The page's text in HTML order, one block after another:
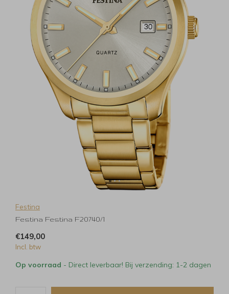
Festina
Festina Festina F20740/1
€149,00
Incl. btw
Op voorraad - Direct leverbaar! Bij verzending: 1-2 dagen